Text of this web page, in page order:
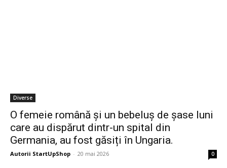
Diverse
O femeie română și un bebeluș de șase luni
care au dispărut dintr-un spital din
Germania, au fost găsiți în Ungaria.
Autorii StartUpShop - 20 mai 2026 0